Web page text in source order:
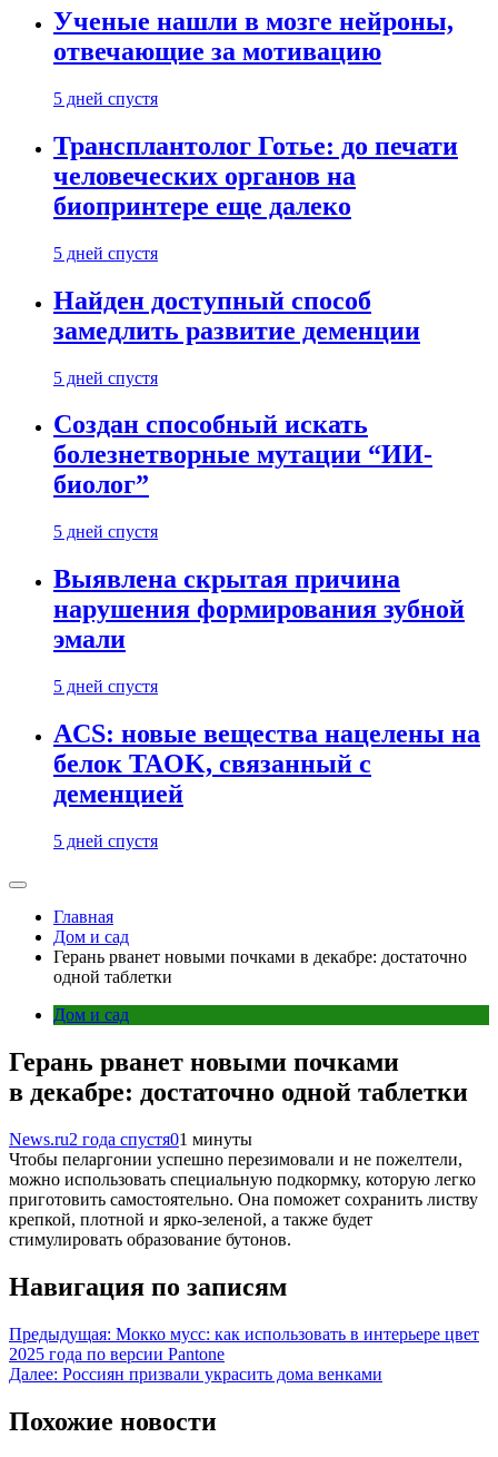
Ученые нашли в мозге нейроны,
отвечающие за мотивацию
5 дней спустя
Трансплантолог Готье: до печати
человеческих органов на
биопринтере еще далеко
5 дней спустя
Найден доступный способ
замедлить развитие деменции
5 дней спустя
Создан способный искать
болезнетворные мутации “ИИ-
биолог”
5 дней спустя
Выявлена скрытая причина
нарушения формирования зубной
эмали
5 дней спустя
ACS: новые вещества нацелены на
белок TAOK, связанный с
деменцией
5 дней спустя
Главная
Дом и сад
Герань рванет новыми почками в декабре: достаточно
одной таблетки
Дом и сад
Герань рванет новыми почками
в декабре: достаточно одной таблетки
News.ru2 года спустя01 минуты
Чтобы пеларгонии успешно перезимовали и не пожелтели,
можно использовать специальную подкормку, которую легко
приготовить самостоятельно. Она поможет сохранить листву
крепкой, плотной и ярко-зеленой, а также будет
стимулировать образование бутонов.
Навигация по записям
Предыдущая: Мокко мусс: как использовать в интерьере цвет
2025 года по версии Pantone
Далее: Россиян призвали украсить дома венками
Похожие новости